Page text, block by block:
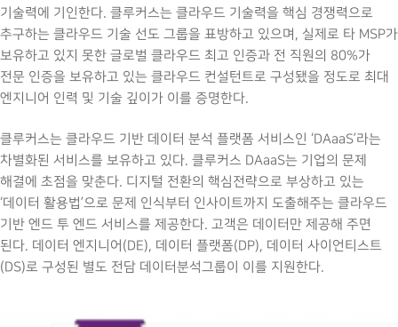
기술력에 기인한다. 클루커스는 클라우드 기술력을 핵심 경쟁력으로
추구하는 클라우드 기술 선도 그룹을 표방하고 있으며, 실제로 타 MSP가
보유하고 있지 못한 글로벌 클라우드 최고 인증과 전 직원의 80%가
전문 인증을 보유하고 있는 클라우드 컨설턴트로 구성됐을 정도로 최대
엔지니어 인력 및 기술 깊이가 이를 증명한다.
클루커스는 클라우드 기반 데이터 분석 플랫폼 서비스인 ‘DAaaS’라는
차별화된 서비스를 보유하고 있다. 클루커스 DAaaS는 기업의 문제
해결에 초점을 맞춘다. 디지털 전환의 핵심전략으로 부상하고 있는
‘데이터 활용법’으로 문제 인식부터 인사이트까지 도출해주는 클라우드
기반 엔드 투 엔드 서비스를 제공한다. 고객은 데이터만 제공해 주면
된다. 데이터 엔지니어(DE), 데이터 플랫폼(DP), 데이터 사이언티스트
(DS)로 구성된 별도 전담 데이터분석그룹이 이를 지원한다.